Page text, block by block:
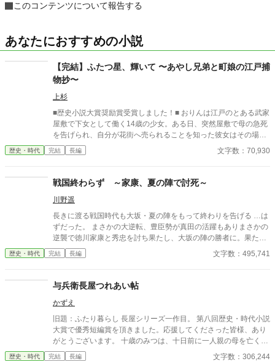
このコンテンツについて報告する
あなたにおすすめの小説
【完結】ふたつ星、輝いて 〜あやし兄弟と町娘の江戸捕
物抄〜
上杉
■歴史小説大賞奨励賞受賞しました！■ おりんは江戸のとある武家
屋敷で下女として働く14歳の少女。ある日、突然屋敷で母の急死
を告げられ、自分が花街へ売られることを知った彼女はその場か
ら逃げだした。 母は殺されたのかもしれない――そんな絶望のど
ん底にいたおりんに声をかけたのは、奉行所で同心として働く有
で住み込みで働くことが決まる。そこで彼の兄――有島清之進と
ともに生活を始めるのだが、病弱という噂とはかけ離れた腕っぷ
しのよさに、おりんは驚きを隠せない。 そうしてともに生活しな
がら少しづつ心を開いていった――その矢先のことだった。 母の
命を奪った犯人が発覚すると同時に、何故か兄清之進に凶刃が迫
り――。 とある秘密を抱えた兄弟と町娘おりんの紡ぐ江戸捕物抄
件などは、史実を踏んでいます。 皆さまご評価頂きありがとうご
歴史・時代 完結 長編 文字数：70,930
戦国終わらず ～家康、夏の陣で討死～
川野遥
長きに渡る戦国時代も大坂・夏の陣をもって終わりを告げる …は
ずだった。 まさかの大逆転、豊臣勢が真田の活躍もありまさかの
逆襲で徳川家康と秀忠を討ち果たし、大坂の陣の勝者に。果たし
て彼らは新たな秩序を作ることができるのか？ 敗北した徳川勢も
何とか巻き返しを図ろうとするが、徳川に臣従したはずの大名達
主がまさかの活躍？ 参考情報一切なし、全てゼロから切り開く戦
国ifストーリーが始まる。 更新は週5～6予定です。 ※ノベルアッ
プ＋とカクヨムにも掲載しています。
歴史・時代 完結 長編 文字数：495,741
与兵衛長屋つれあい帖
かずえ
旧題：ふたり暮らし 長屋シリーズ一作目。 第八回歴史・時代小説
大賞で優秀短編賞を頂きました。応援してくださった皆様、あり
がとうございます。 十歳のみつは、十日前に一人親の母を亡くし
たばかり。幸い、母の蓄えがあり、自分の裁縫の腕の良さもあっ
歴史・時代 完結 長編 文字数：306,244